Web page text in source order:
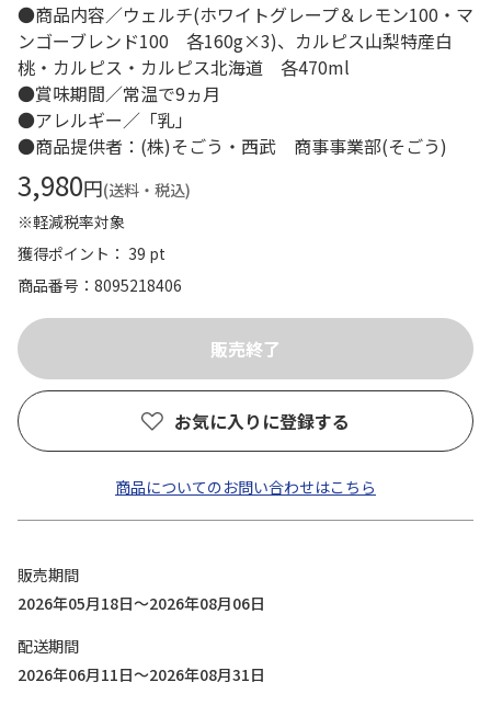
●商品内容／ウェルチ(ホワイトグレープ＆レモン100・マ
ンゴーブレンド100 各160g×3)、カルピス山梨特産白
桃・カルピス・カルピス北海道 各470ml
●賞味期間／常温で9ヵ月
●アレルギー／「乳」
●商品提供者：(株)そごう・西武 商事事業部(そごう)
3,980円(送料・税込)
※軽減税率対象
獲得ポイント： 39 pt
商品番号
8095218406
お気に入りに登録する
商品についてのお問い合わせはこちら
販売期間
2026年05月18日～2026年08月06日
配送期間
2026年06月11日～2026年08月31日